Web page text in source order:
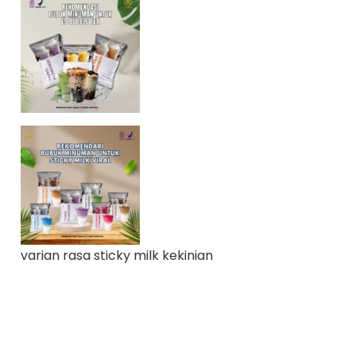
varian rasa sticky milk kekinian